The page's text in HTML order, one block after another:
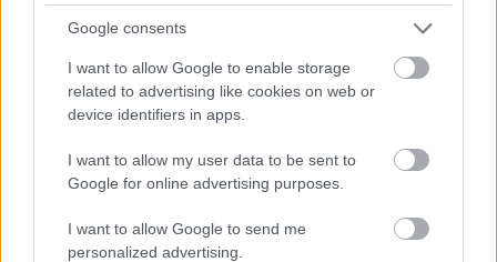
Google consents
I want to allow Google to enable storage
related to advertising like cookies on web or
device identifiers in apps.
I want to allow my user data to be sent to
Google for online advertising purposes.
I want to allow Google to send me
personalized advertising.
felbukkan majd.